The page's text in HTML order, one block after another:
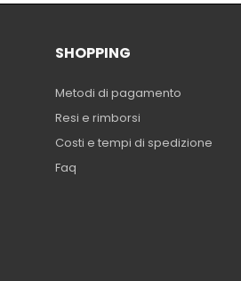
SHOPPING
Metodi di pagamento
Resi e rimborsi
Costi e tempi di spedizione
Faq